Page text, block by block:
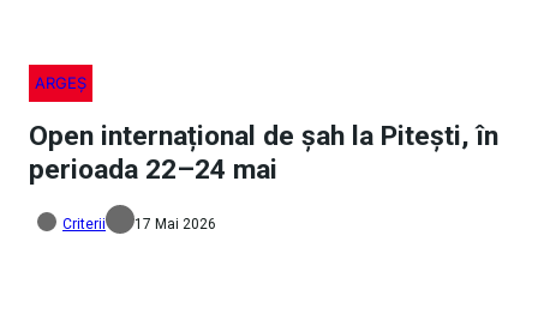
ARGEȘ
Open internațional de șah la Pitești, în
perioada 22–24 mai
Criterii 17 Mai 2026